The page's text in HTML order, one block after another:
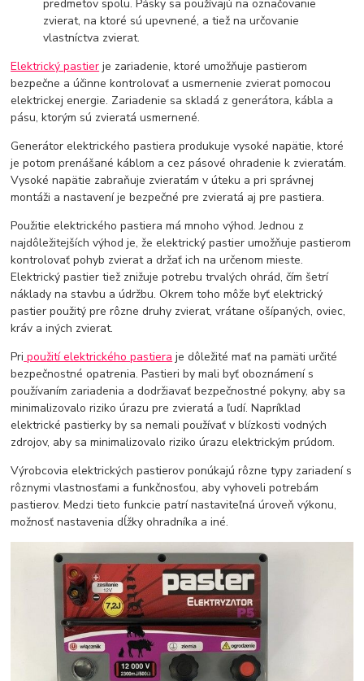
predmetov spolu. Pásky sa používajú na označovanie
zvierat, na ktoré sú upevnené, a tiež na určovanie
vlastníctva zvierat.
Elektrický pastier je zariadenie, ktoré umožňuje pastierom
bezpečne a účinne kontrolovať a usmernenie zvierat pomocou
elektrickej energie. Zariadenie sa skladá z generátora, kábla a
pásu, ktorým sú zvieratá usmernené.
Generátor elektrického pastiera produkuje vysoké napätie, ktoré
je potom prenášané káblom a cez pásové ohradenie k zvieratám.
Vysoké napätie zabraňuje zvieratám v úteku a pri správnej
montáži a nastavení je bezpečné pre zvieratá aj pre pastiera.
Použitie elektrického pastiera má mnoho výhod. Jednou z
najdôležitejších výhod je, že elektrický pastier umožňuje pastierom
kontrolovať pohyb zvierat a držať ich na určenom mieste.
Elektrický pastier tiež znižuje potrebu trvalých ohrád, čím šetrí
náklady na stavbu a údržbu. Okrem toho môže byť elektrický
pastier použitý pre rôzne druhy zvierat, vrátane ošípaných, oviec,
kráv a iných zvierat.
Pri použití elektrického pastiera je dôležité mať na pamäti určité
bezpečnostné opatrenia. Pastieri by mali byť oboznámení s
používaním zariadenia a dodržiavať bezpečnostné pokyny, aby sa
minimalizovalo riziko úrazu pre zvieratá a ľudí. Napríklad
elektrické pastierky by sa nemali používať v blízkosti vodných
zdrojov, aby sa minimalizovalo riziko úrazu elektrickým prúdom.
Výrobcovia elektrických pastierov ponúkajú rôzne typy zariadení s
rôznymi vlastnosťami a funkčnosťou, aby vyhoveli potrebám
pastierov. Medzi tieto funkcie patrí nastaviteľná úroveň výkonu,
možnosť nastavenia dĺžky ohradníka a iné.